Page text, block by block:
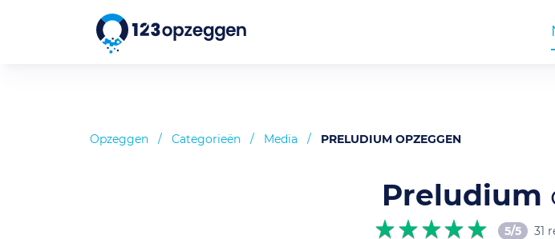
Opzeggen / Categorieën / Media / PRELUDIUM OPZEGGEN
Preludium
5/5 31